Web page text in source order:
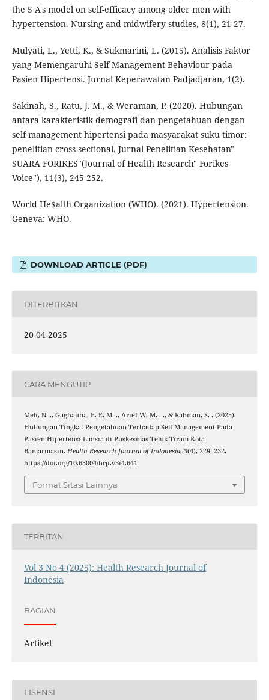
the 5 A's model on self-efficacy among older men with
hypertension. Nursing and midwifery studies, 8(1), 21-27.
Mulyati, L., Yetti, K., & Sukmarini, L. (2015). Analisis Faktor
yang Memengaruhi Self Management Behaviour pada
Pasien Hipertensi. Jurnal Keperawatan Padjadjaran, 1(2).
Sakinah, S., Ratu, J. M., & Weraman, P. (2020). Hubungan
antara karakteristik demografi dan pengetahuan dengan
self management hipertensi pada masyarakat suku timor:
penelitian cross sectional. Jurnal Penelitian Kesehatan"
SUARA FORIKES"(Journal of Health Research" Forikes
Voice"), 11(3), 245-252.
World He$alth Organization (WHO). (2021). Hypertension.
Geneva: WHO.
DOWNLOAD ARTICLE (PDF)
DITERBITKAN
20-04-2025
CARA MENGUTIP
Meli, N. ., Gaghauna, E. E. M. ., Arief W, M. . ., & Rahman, S. . (2025).
Hubungan Tingkat Pengetahuan Terhadap Self Management Pada
Pasien Hipertensi Lansia di Puskesmas Teluk Tiram Kota
Banjarmasin. Health Research Journal of Indonesia, 3(4), 229–232.
https://doi.org/10.63004/hrji.v3i4.641
Format Sitasi Lainnya
TERBITAN
Vol 3 No 4 (2025): Health Research Journal of
Indonesia
BAGIAN
Artikel
LISENSI